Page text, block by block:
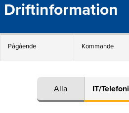
Driftinformation
Pågående Kommande
Alla IT/Telefoni